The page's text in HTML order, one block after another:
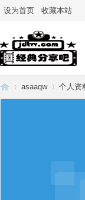
设为首页 收藏本站
asaaqw 个人资